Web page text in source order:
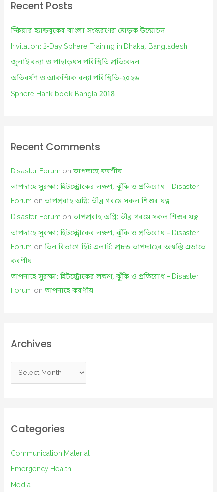
f
o
r
Recent Posts
স্ফিয়ার হ্যান্ডবুকের বাংলা সংস্করণের মোড়ক উন্মোচন
Invitation: 3-Day Sphere Training in Dhaka, Bangladesh
জুলাই বন্যা ও পাহাড়ধস পরিস্থিতি প্রতিবেদন
অতিবর্ষণ ও আকস্মিক বন্যা পরিস্থিতি-২০২৬
Sphere Hank book Bangla 2018
Recent Comments
Disaster Forum onতাপদাহে করণীয়
তাপদাহে সুরক্ষা: হিটস্ট্রোকের লক্ষণ, ঝুঁকি ও প্রতিরোধ – Disaster
Forum onতাপপ্রবাহ অগ্নি: তীব্র গরমে সকল শিশুর যত্ন
Disaster Forum onতাপপ্রবাহ অগ্নি: তীব্র গরমে সকল শিশুর যত্ন
তাপদাহে সুরক্ষা: হিটস্ট্রোকের লক্ষণ, ঝুঁকি ও প্রতিরোধ – Disaster
Forum onতিন বিভাগে হিট এলার্ট: প্রচন্ড তাপদাহের অস্বস্তি এড়াতে
করণীয়
তাপদাহে সুরক্ষা: হিটস্ট্রোকের লক্ষণ, ঝুঁকি ও প্রতিরোধ – Disaster
Forum onতাপদাহে করণীয়
Archives
r
i
e
s
Categories
Communication Material
Emergency Health
Media